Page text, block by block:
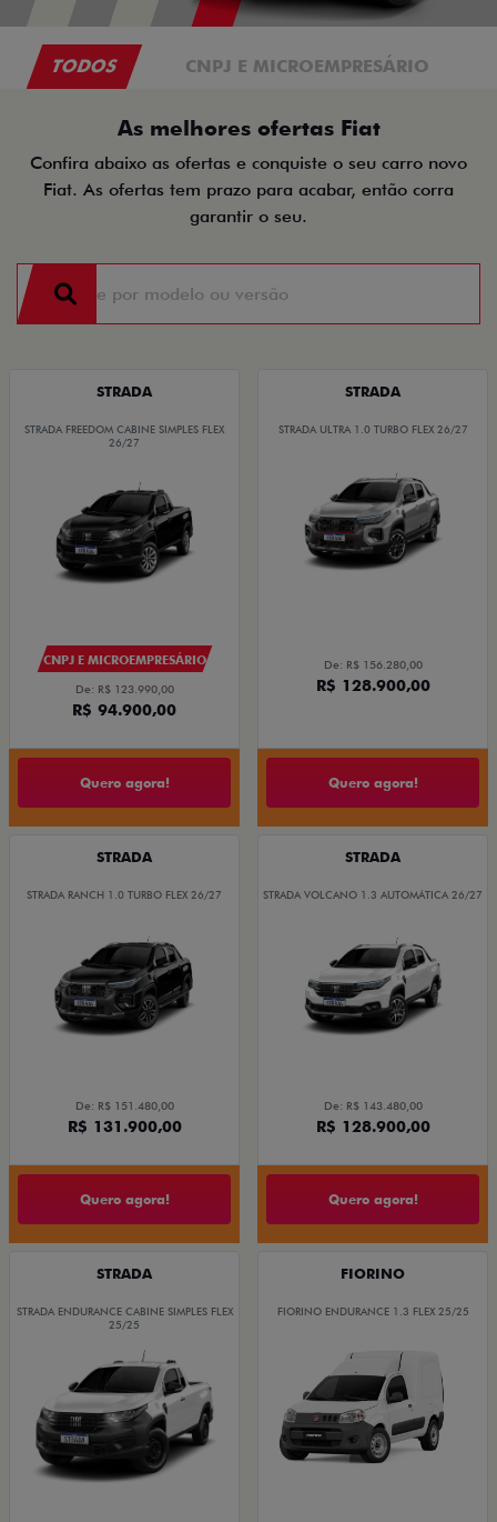
TODOS CNPJ E MICROEMPRESÁRIO
As melhores ofertas Fiat
Confira abaixo as ofertas e conquiste o seu carro novo
Fiat. As ofertas tem prazo para acabar, então corra
garantir o seu.
STRADA
STRADA FREEDOM CABINE SIMPLES FLEX
26/27
CNPJ E MICROEMPRESÁRIO
De: R$ 123.990,00
R$ 94.900,00
Quero agora!
STRADA
STRADA ULTRA 1.0 TURBO FLEX 26/27
De: R$ 156.280,00
R$ 128.900,00
Quero agora!
STRADA
STRADA RANCH 1.0 TURBO FLEX 26/27
De: R$ 151.480,00
R$ 131.900,00
Quero agora!
STRADA
STRADA VOLCANO 1.3 AUTOMÁTICA 26/27
De: R$ 143.480,00
R$ 128.900,00
Quero agora!
STRADA
STRADA ENDURANCE CABINE SIMPLES FLEX
25/25
FIORINO
FIORINO ENDURANCE 1.3 FLEX 25/25